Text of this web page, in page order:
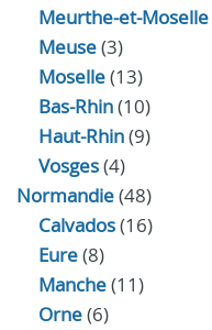
Meurthe-et-Moselle
Meuse(3)
Moselle(13)
Bas-Rhin(10)
Haut-Rhin(9)
Vosges(4)
Normandie(48)
Calvados(16)
Eure(8)
Manche(11)
Orne(6)